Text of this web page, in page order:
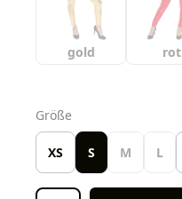
gold rot
Größe
XS S M L